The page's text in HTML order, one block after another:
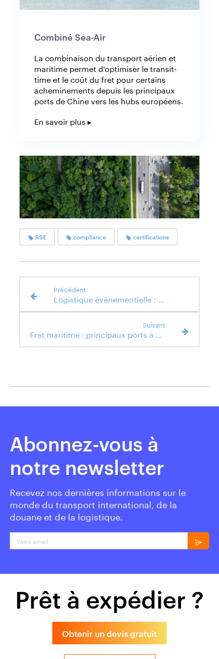
Combiné Sea-Air
La combinaison du transport aérien et
maritime permet d'optimiser le transit-
time et le coût du fret pour certains
acheminements depuis les principaux
ports de Chine vers les hubs européens.
En savoir plus ▸
RSE compliance certifications
Précédent
Logistique événementielle : transport de matériel pour les XIII Jeux africains
Suivant
Fret maritime : principaux ports à conteneurs mondiaux
Abonnez-vous à
notre newsletter
Recevez nos dernières informations sur le
monde du transport international, de la
douane et de la logistique.
Votre email
Prêt à expédier ?
Obtenir un devis gratuit